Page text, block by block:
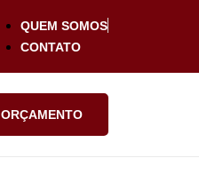
QUEM SOMOS
CONTATO
ORÇAMENTO